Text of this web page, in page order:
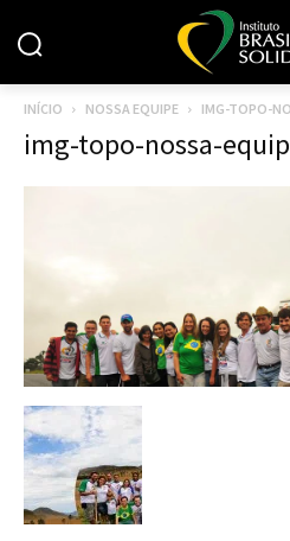
INÍCIO NOSSA EQUIPE IMG-TOPO-
img-topo-nossa-